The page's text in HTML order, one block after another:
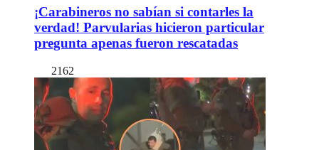
¡Carabineros no sabían si contarles la
verdad! Parvularias hicieron particular
pregunta apenas fueron rescatadas
2162